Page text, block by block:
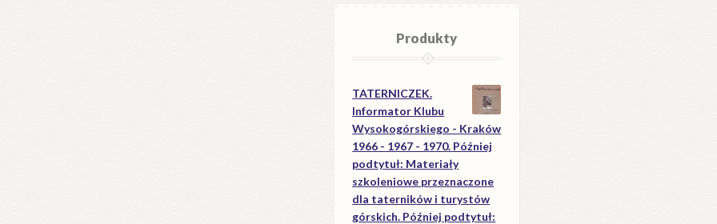
Produkty
TATERNICZEK.
Informator Klubu
Wysokogórskiego - Kraków
1966 - 1967 - 1970. Później
podtytuł: Materiały
szkoleniowe przeznaczone
dla taterników i turystów
górskich. Później podtytuł: